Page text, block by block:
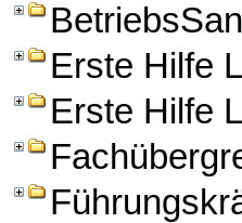
Erste Hilfe
Erste Hilfe